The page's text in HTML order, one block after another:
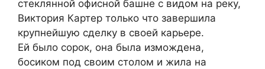
стеклянной офисной башне с видом на реку,
Виктория Картер только что завершила
крупнейшую сделку в своей карьере.
Ей было сорок, она была измождена,
босиком под своим столом и жила на